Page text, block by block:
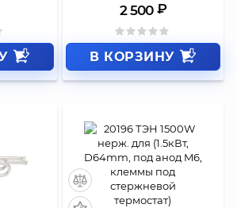
2 500 ₽
В КОРЗИНУ